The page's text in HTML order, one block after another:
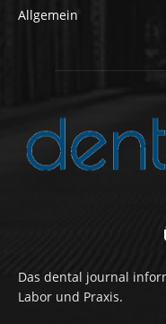
Allgemein
Das dental journal
Labor und Praxis.